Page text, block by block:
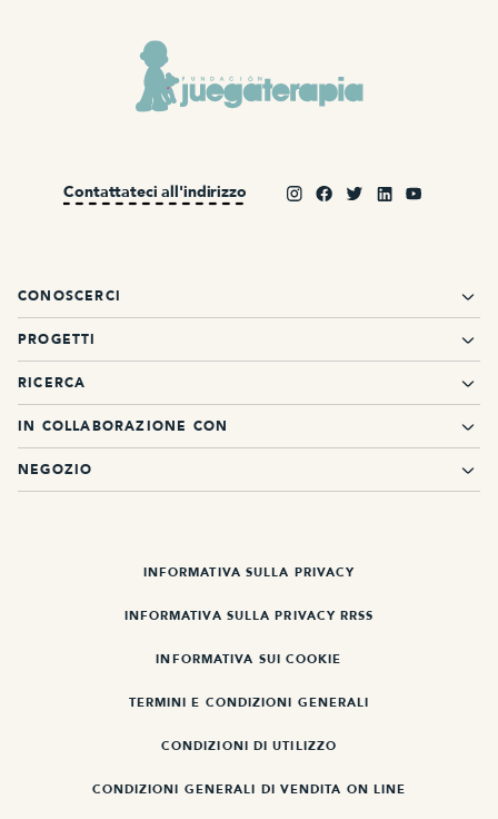
Contattateci all'indirizzo
CONOSCERCI
PROGETTI
RICERCA
IN COLLABORAZIONE CON
NEGOZIO
INFORMATIVA SULLA PRIVACY
INFORMATIVA SULLA PRIVACY RRSS
INFORMATIVA SUI COOKIE
TERMINI E CONDIZIONI GENERALI
CONDIZIONI DI UTILIZZO
CONDIZIONI GENERALI DI VENDITA ON LINE